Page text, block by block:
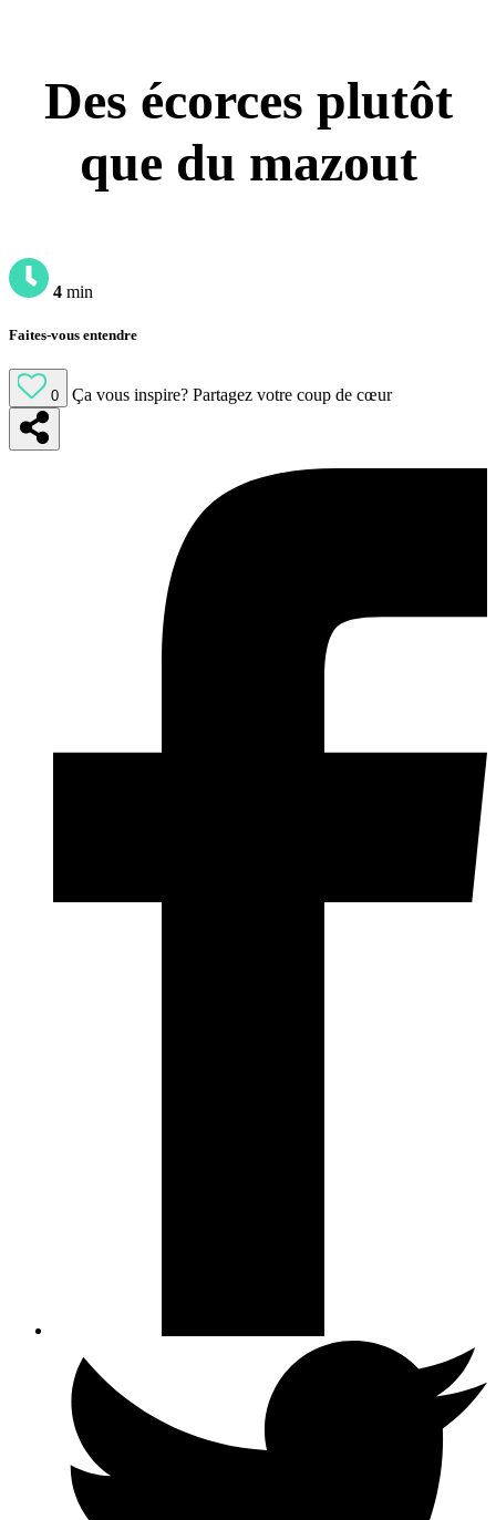
Des écorces plutôt
que du mazout
4 min
Faites-vous entendre
0 Ça vous inspire? Partagez votre coup de cœur